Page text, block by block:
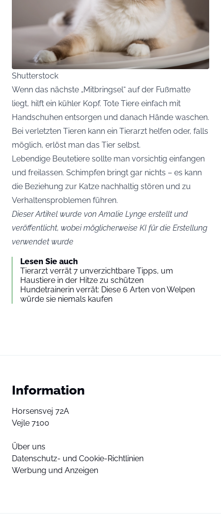
Shutterstock
Wenn das nächste „Mitbringsel“ auf der Fußmatte
liegt, hilft ein kühler Kopf. Tote Tiere einfach mit
Handschuhen entsorgen und danach Hände waschen.
Bei verletzten Tieren kann ein Tierarzt helfen oder, falls
möglich, erlöst man das Tier selbst.
Lebendige Beutetiere sollte man vorsichtig einfangen
und freilassen. Schimpfen bringt gar nichts – es kann
die Beziehung zur Katze nachhaltig stören und zu
Verhaltensproblemen führen.
Dieser Artikel wurde von Amalie Lynge erstellt und
veröffentlicht, wobei möglicherweise KI für die Erstellung
verwendet wurde
Lesen Sie auch
Tierarzt verrät 7 unverzichtbare Tipps, um
Haustiere in der Hitze zu schützen
Hundetrainerin verrät: Diese 6 Arten von Welpen
würde sie niemals kaufen
Information
Horsensvej 72A
Vejle 7100
Über uns
Datenschutz- und Cookie-Richtlinien
Werbung und Anzeigen